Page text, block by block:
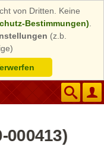
von Dritten. Keine
Bestimmungen)
(z.b.
000413)